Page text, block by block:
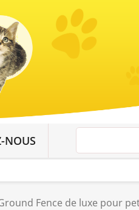
NOUS
Fence de luxe pour